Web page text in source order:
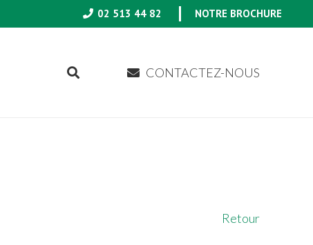
02 513 44 82 NOTRE BROCHURE
CONTACTEZ-NOUS
Retour